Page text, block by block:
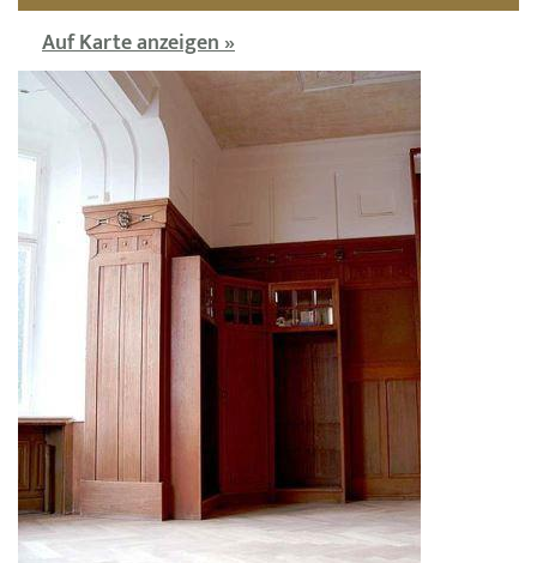
Auf Karte anzeigen »